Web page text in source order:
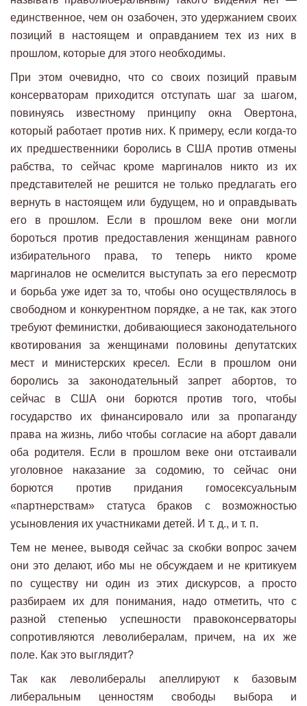
единственное, чем он озабочен, это удержанием своих
позиций в настоящем и оправданием тех из них в
прошлом, которые для этого необходимы.
При этом очевидно, что со своих позиций правым
консерваторам приходится отступать шаг за шагом,
повинуясь известному принципу окна Овертона,
который работает против них. К примеру, если когда-то
их предшественники боролись в США против отмены
рабства, то сейчас кроме маргиналов никто из их
представителей не решится не только предлагать его
вернуть в настоящем или будущем, но и оправдывать
его в прошлом. Если в прошлом веке они могли
бороться против предоставления женщинам равного
избирательного права, то теперь никто кроме
маргиналов не осмелится выступать за его пересмотр
и борьба уже идет за то, чтобы оно осуществлялось в
свободном и конкурентном порядке, а не так, как этого
требуют феминистки, добивающиеся законодательного
квотирования за женщинами половины депутатских
мест и министерских кресел. Если в прошлом они
боролись за законодательный запрет абортов, то
сейчас в США они борются против того, чтобы
государство их финансировало или за пропаганду
права на жизнь, либо чтобы согласие на аборт давали
оба родителя. Если в прошлом веке они отстаивали
уголовное наказание за содомию, то сейчас они
борются против придания гомосексуальным
«партнерствам» статуса браков с возможностью
усыновления их участниками детей. И т. д., и т. п.
Тем не менее, выводя сейчас за скобки вопрос зачем
они это делают, ибо мы не обсуждаем и не критикуем
по существу ни один из этих дискурсов, а просто
разбираем их для понимания, надо отметить, что с
разной степенью успешности правоконсерваторы
сопротивляются леволибералам, причем, на их же
поле. Как это выглядит?
Так как леволибералы апеллируют к базовым
либеральным ценностям свободы выбора и